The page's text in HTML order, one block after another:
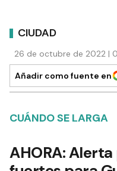
CIUDAD
26 de octubre de 2022 |
Añadir como fuente en
CUÁNDO SE LARGA
AHORA: